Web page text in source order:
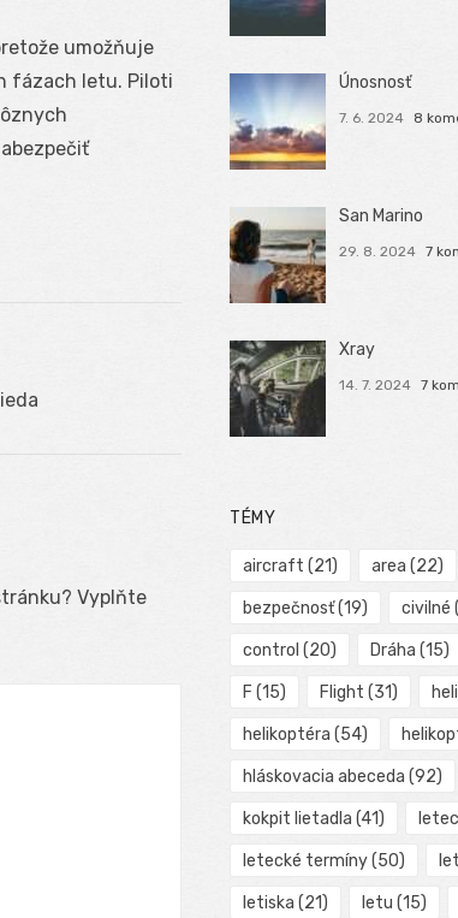
umožňuje
fázach letu. Piloti
Vyplňte
Únosnosť
7. 6. 2024 8
San Marino
29. 8. 2024 7
Xray
14. 7. 2024 7
TÉMY
aircraft (21) area (22)
bezpečnosť(19) civilné
control (20) Dráha (15)
F (15) Flight (31) heli
helikoptéra (54)
hláskovacia abeceda (92)
kokpit lietadla (41)
letecké termíny(50)
letiska (21) letu (15)